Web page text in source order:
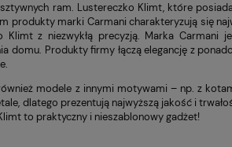
ram. Lustereczko Klimt, które
produkty marki Carmani charakteryzują się
z niezwykłą precyzją. Marka Carmani
Produkty firmy łączą elegancję z
modele z innymi motywami – np. z
dlatego prezentują najwyższą jakość i
to praktyczny i nieszablonowy gadżet!